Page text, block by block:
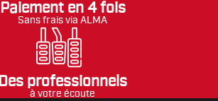
Paiement en 4 fois
Sans frais via ALMA
Des professionnels
à votre écoute